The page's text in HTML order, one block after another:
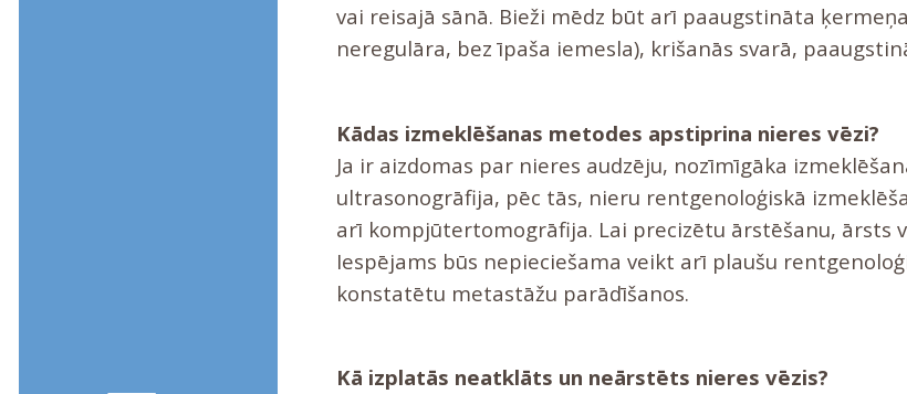
vai reisajā sānā. Bieži mēdz būt arī paaugstināta
neregulāra, bez īpaša iemesla), krišanās svarā,
Kādas izmeklēšanas metodes apstiprina nieres vēzi?
Ja ir aizdomas par nieres audzēju, nozīmīgāka
ultrasonogrāfija, pēc tās, nieru rentgenoloģiskā
arī kompjūtertomogrāfija. Lai precizētu ārstēšanu, ārsts
Iespējams būs nepieciešama veikt arī plaušu
konstatētu metastāžu parādīšanos.
Kā izplatās neatklāts un neārstēts nieres vēzis?